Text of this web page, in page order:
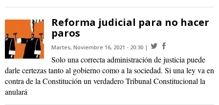
Reforma judicial para no hacer
paros
Martes, Noviembre 16, 2021 - 20:30
Solo una correcta administración de justicia puede
darle certezas tanto al gobierno como a la sociedad. Si una ley va en
contra de la Constitución un verdadero Tribunal Constitucional la
anulará